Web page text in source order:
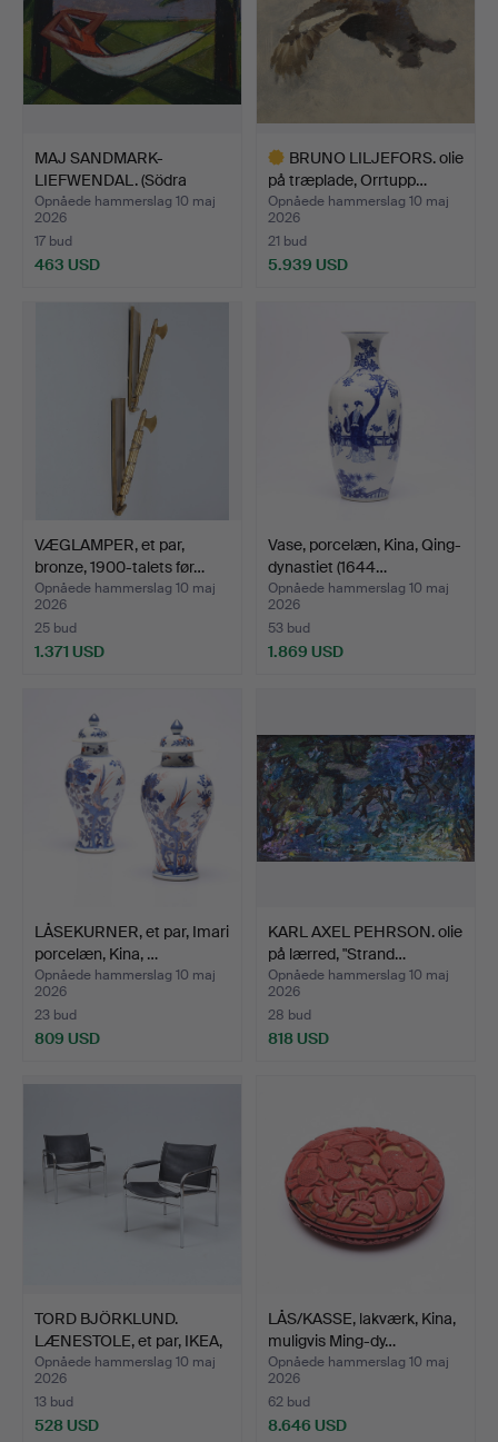
MAJ SANDMARK-
LIEFWENDAL. (Södra
Sandsjö 19…
Opnåede hammerslag 10 maj
2026
17 bud
463 USD
BRUNO LILJEFORS. olie
på træplade, Orrtupp…
Opnåede hammerslag 10 maj
2026
21 bud
5.939 USD
VÆGLAMPER, et par,
bronze, 1900-talets før…
Opnåede hammerslag 10 maj
2026
25 bud
1.371 USD
Vase, porcelæn, Kina, Qing-
dynastiet (1644…
Opnåede hammerslag 10 maj
2026
53 bud
1.869 USD
LÅSEKURNER, et par, Imari
porcelæn, Kina, …
Opnåede hammerslag 10 maj
2026
23 bud
809 USD
KARL AXEL PEHRSON. olie
på lærred, "Strand…
Opnåede hammerslag 10 maj
2026
28 bud
818 USD
TORD BJÖRKLUND.
LÆNESTOLE, et par, IKEA,
„…
Opnåede hammerslag 10 maj
2026
13 bud
528 USD
LÅS/KASSE, lakværk, Kina,
muligvis Ming-dy…
Opnåede hammerslag 10 maj
2026
62 bud
8.646 USD